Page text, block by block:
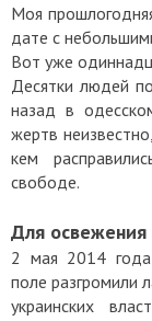
Моя
дате с
Вот уже
Десятки людей
назад в
жертв
кем
свободе.
Для освежения
2 мая 2014 года
поле разгромили
украинских